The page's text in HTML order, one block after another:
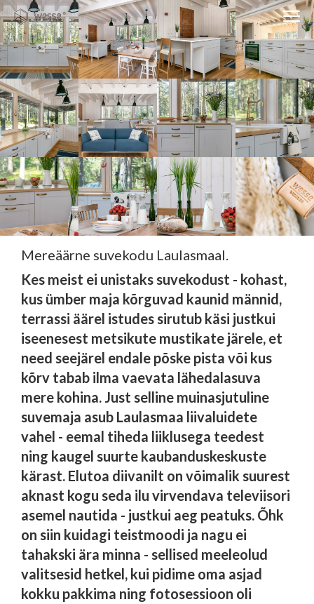
Close
EST ENG
WESSE DISAIN
PARTNERITE DISAIN
TEHNIKA
KONTAKT
MEIST
BLOGI/UUDISED
KUIDAS TELLIDA MÖÖBLIT?
Mereäärne suvekodu Laulasmaal.
Kes meist ei unistaks suvekodust - kohast,
kus ümber maja kõrguvad kaunid männid,
terrassi äärel istudes sirutub käsi justkui
iseenesest metsikute mustikate järele, et
need seejärel endale põske pista või kus
kõrv tabab ilma vaevata lähedalasuva
mere kohina. Just selline muinasjutuline
suvemaja asub Laulasmaa liivaluidete
vahel - eemal tiheda liiklusega teedest
ning kaugel suurte kaubanduskeskuste
kärast. Elutoa diivanilt on võimalik suurest
aknast kogu seda ilu virvendava televiisori
asemel nautida - justkui aeg peatuks. Õhk
on siin kuidagi teistmoodi ja nagu ei
tahakski ära minna - sellised meeleolud
valitsesid hetkel, kui pidime oma asjad
kokku pakkima ning fotosessioon oli